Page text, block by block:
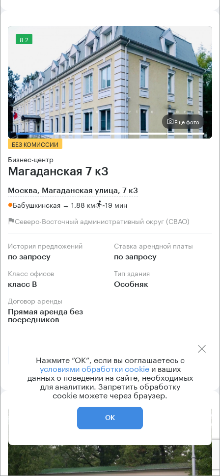
8.2
Еще фото
БЕЗ КОМИССИИ
Бизнес-центр
Магаданская 7 к3
Москва, Магаданская улица, 7 к3
Бабушкинская → 1.88 км ~19 мин
Северо-Восточный административный округ (СВАО)
История предложений
по запросу
Ставка арендной платы
по запросу
Класс офисов
класс B
Тип здания
Особняк
Договор аренды
Прямая аренда без
посредников
Позвонить
Нажмите “ОК”, если вы соглашаетесь с
условиями обработки cookieи ваших
данных о поведении на сайте, необходимых
для аналитики. Запретить обработку
cookie можете через браузер.
ОК